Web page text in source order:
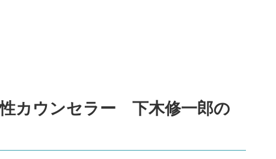
性カウンセラー 下木修一郎の